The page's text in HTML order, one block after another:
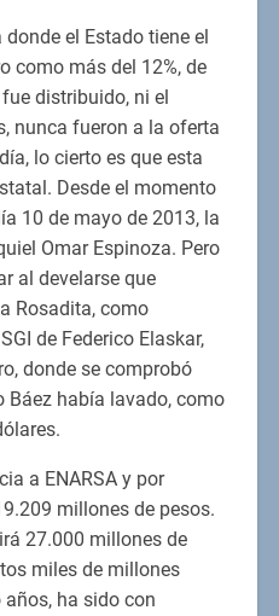
donde el Estado tiene el
como más del 12%, de
distribuido, ni el
nunca fueron a la oferta
lo cierto es que esta
Desde el momento
10 de mayo de 2013, la
Omar Espinoza. Pero
al develarse que
Rosadita, como
de Federico Elaskar,
donde se comprobó
Báez había lavado, como
a ENARSA y por
millones de pesos.
27.000 millones de
miles de millones
ha sido con